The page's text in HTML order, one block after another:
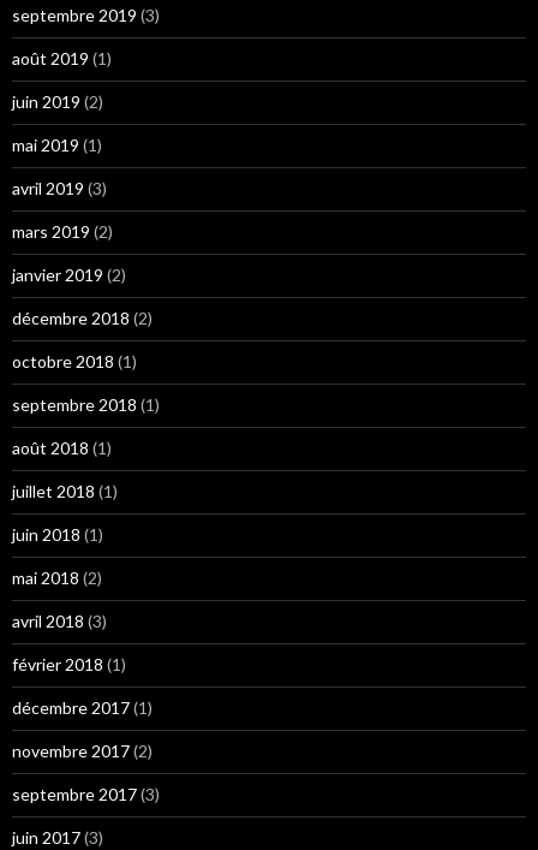
septembre 2019 (3)
août 2019 (1)
juin 2019 (2)
mai 2019 (1)
avril 2019 (3)
mars 2019 (2)
janvier 2019 (2)
décembre 2018 (2)
octobre 2018 (1)
septembre 2018 (1)
août 2018 (1)
juillet 2018 (1)
juin 2018 (1)
mai 2018 (2)
avril 2018 (3)
février 2018 (1)
décembre 2017(1)
novembre 2017(2)
septembre 2017(3)
juin 2017(3)